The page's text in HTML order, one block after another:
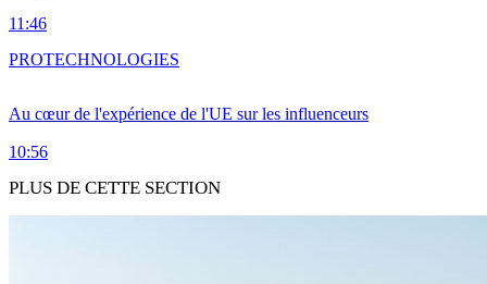
11:46
Au cœur de l'expérience de l'UE sur les influenceurs
10:56
PROTECHNOLOGIES
PLUS DE CETTE SECTION